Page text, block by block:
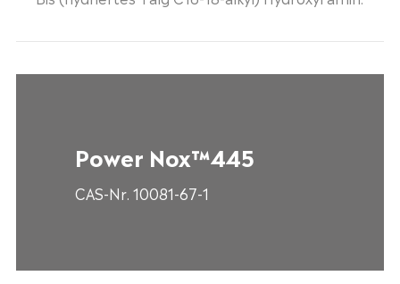
Power Nox™445
CAS-Nr. 10081-67-1